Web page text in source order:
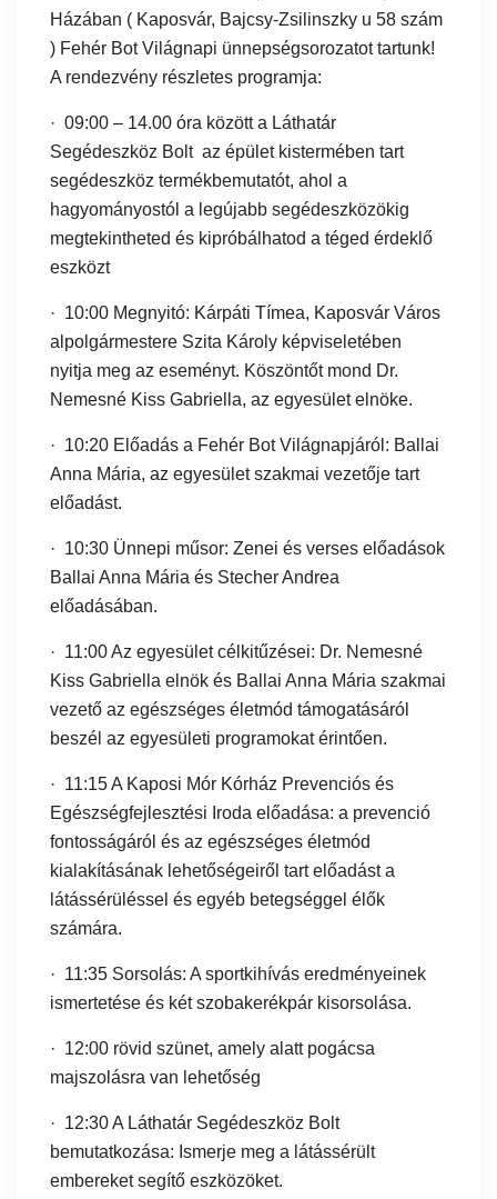
Házában ( Kaposvár, Bajcsy-Zsilinszky u 58 szám
) Fehér Bot Világnapi ünnepségsorozatot tartunk!
A rendezvény részletes programja:
· 09:00 – 14.00 óra között a Láthatár
Segédeszköz Bolt az épület kistermében tart
segédeszköz termékbemutatót, ahol a
hagyományostól a legújabb segédeszközökig
megtekintheted és kipróbálhatod a téged érdeklő
eszközt
· 10:00 Megnyitó: Kárpáti Tímea, Kaposvár Város
alpolgármestere Szita Károly képviseletében
nyitja meg az eseményt. Köszöntőt mond Dr.
Nemesné Kiss Gabriella, az egyesület elnöke.
· 10:20 Előadás a Fehér Bot Világnapjáról: Ballai
Anna Mária, az egyesület szakmai vezetője tart
előadást.
· 10:30 Ünnepi műsor: Zenei és verses előadások
Ballai Anna Mária és Stecher Andrea
előadásában.
· 11:00 Az egyesület célkitűzései: Dr. Nemesné
Kiss Gabriella elnök és Ballai Anna Mária szakmai
vezető az egészséges életmód támogatásáról
beszél az egyesületi programokat érintően.
· 11:15 A Kaposi Mór Kórház Prevenciós és
Egészségfejlesztési Iroda előadása: a prevenció
fontosságáról és az egészséges életmód
kialakításának lehetőségeiről tart előadást a
látássérüléssel és egyéb betegséggel élők
számára.
· 11:35 Sorsolás: A sportkihívás eredményeinek
ismertetése és két szobakerékpár kisorsolása.
· 12:00 rövid szünet, amely alatt pogácsa
majszolásra van lehetőség
· 12:30 A Láthatár Segédeszköz Bolt
bemutatkozása: Ismerje meg a látássérült
embereket segítő eszközöket.